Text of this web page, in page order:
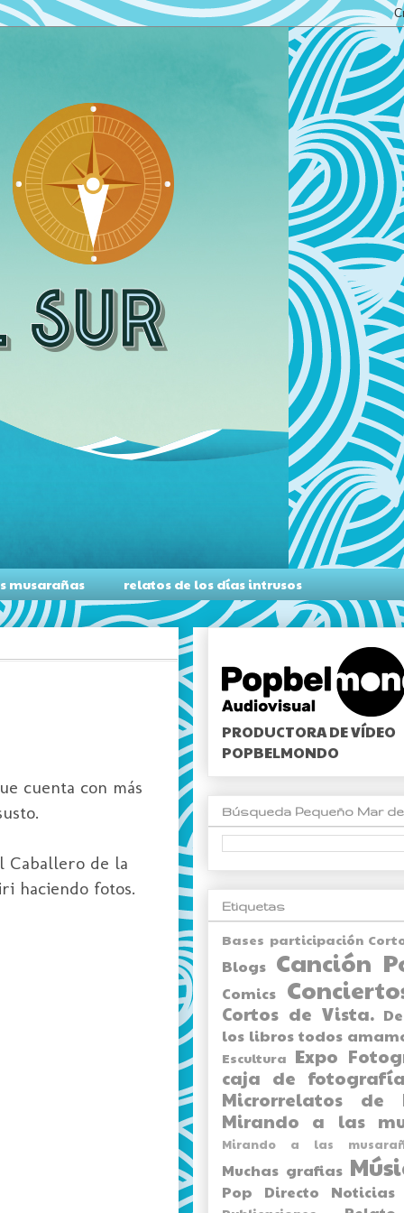
musarañas relatos de los días intrusos
cuenta con más
Caballero de la
haciendo fotos.
PRODUCTORA DE VÍDEO
POPBELMONDO
Búsqueda Pequeño Mar
Etiquetas
Bases participación
Blogs Canción
Comics
Cortos de Vista.
los libros todos
Escultura Expo
caja de
Microrrelatos de
Mirando a las
Mirando a las
Muchas grafias
Pop Directo Noticias